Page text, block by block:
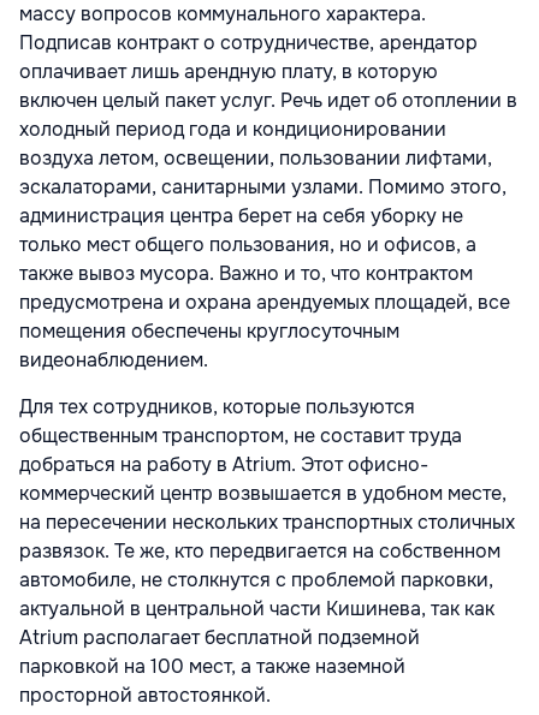
массу вопросов коммунального характера.
Подписав контракт о сотрудничестве, арендатор
оплачивает лишь арендную плату, в которую
включен целый пакет услуг. Речь идет об отоплении в
холодный период года и кондиционировании
воздуха летом, освещении, пользовании лифтами,
эскалаторами, санитарными узлами. Помимо этого,
администрация центра берет на себя уборку не
только мест общего пользования, но и офисов, а
также вывоз мусора. Важно и то, что контрактом
предусмотрена и охрана арендуемых площадей, все
помещения обеспечены круглосуточным
видеонаблюдением.
Для тех сотрудников, которые пользуются
общественным транспортом, не составит труда
добраться на работу в Atrium. Этот офисно-
коммерческий центр возвышается в удобном месте,
на пересечении нескольких транспортных столичных
развязок. Те же, кто передвигается на собственном
автомобиле, не столкнутся с проблемой парковки,
актуальной в центральной части Кишинева, так как
Atrium располагает бесплатной подземной
парковкой на 100 мест, а также наземной
просторной автостоянкой.